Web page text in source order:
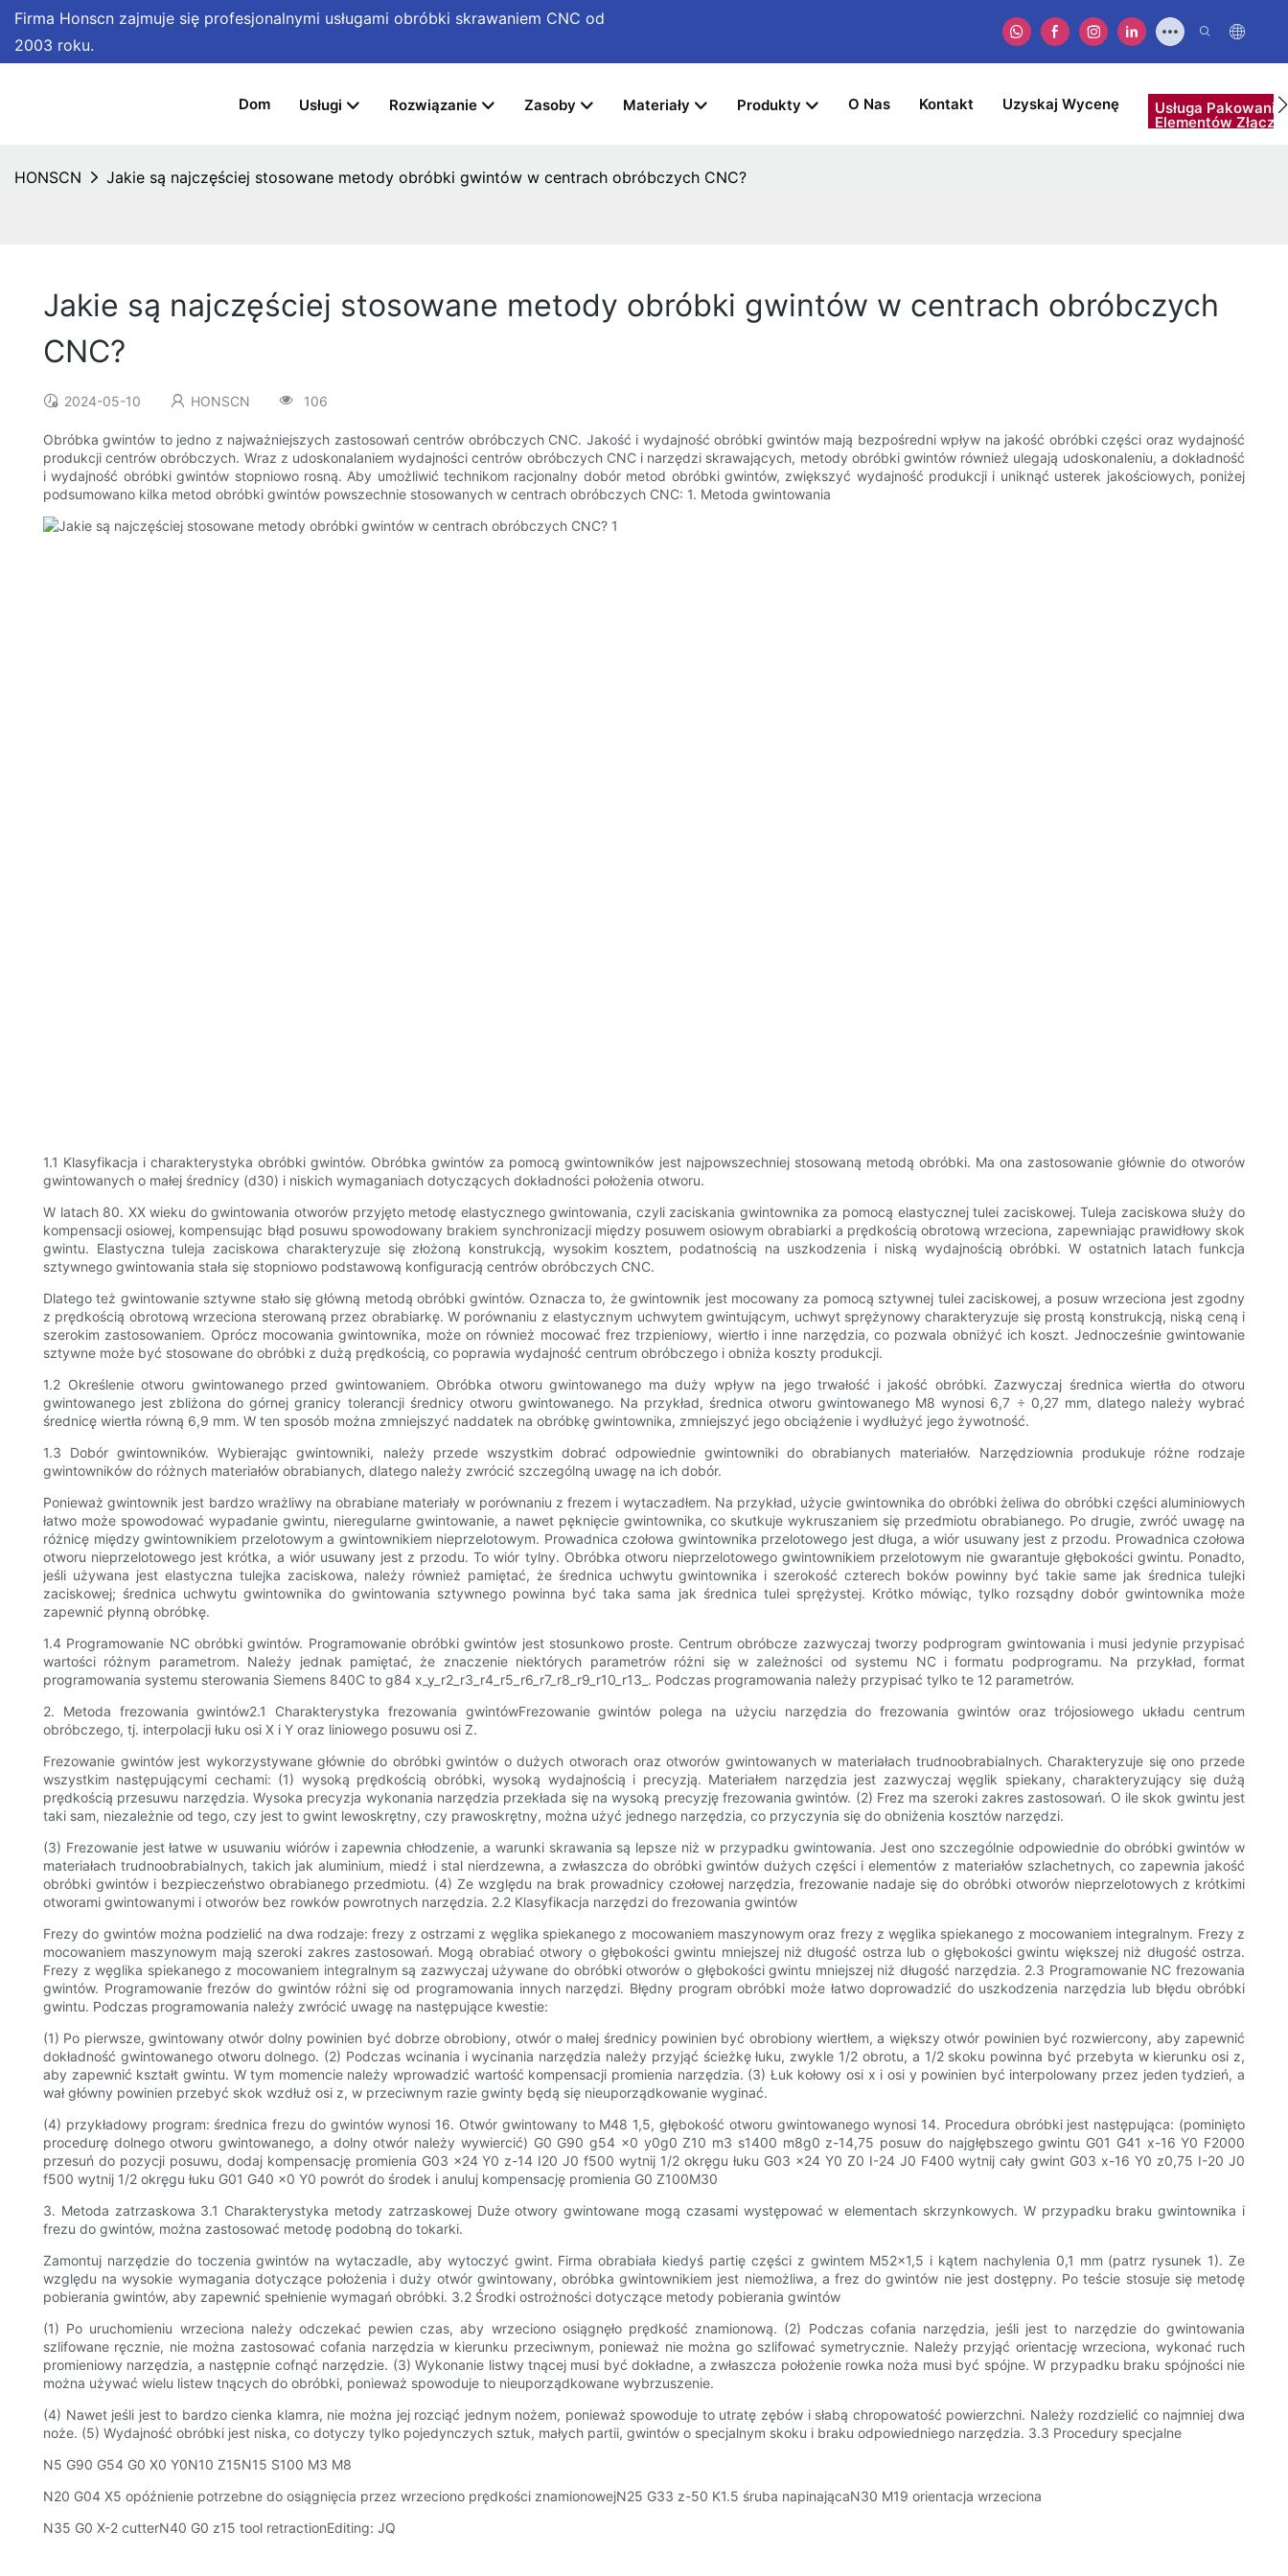
Firma Honscn zajmuje się profesjonalnymi usługami obróbki skrawaniem CNC od
2003 roku.
Dom Usługi Rozwiązanie Zasoby Materiały Produkty O Nas Kontakt Uzyskaj Wycenę Usługa
Elementów
HONSCN Jakie są najczęściej stosowane metody obróbki gwintów w centrach obróbczych CNC?
Jakie są najczęściej stosowane metody obróbki gwintów w centrach obróbczych
CNC?
2024-05-10 HONSCN 106
Obróbka gwintów to jedno z najważniejszych zastosowań centrów obróbczych CNC. Jakość i wydajność obróbki gwintów mają bezpośredni wpływ na jakość obróbki części oraz wydajność
produkcji centrów obróbczych. Wraz z udoskonalaniem wydajności centrów obróbczych CNC i narzędzi skrawających, metody obróbki gwintów również ulegają udoskonaleniu, a dokładność
i wydajność obróbki gwintów stopniowo rosną. Aby umożliwić technikom racjonalny dobór metod obróbki gwintów, zwiększyć wydajność produkcji i uniknąć usterek jakościowych, poniżej
podsumowano kilka metod obróbki gwintów powszechnie stosowanych w centrach obróbczych CNC: 1. Metoda gwintowania
1.1 Klasyfikacja i charakterystyka obróbki gwintów. Obróbka gwintów za pomocą gwintowników jest najpowszechniej stosowaną metodą obróbki. Ma ona zastosowanie głównie do otworów
gwintowanych o małej średnicy (d30) i niskich wymaganiach dotyczących dokładności położenia otworu.
W latach 80. XX wieku do gwintowania otworów przyjęto metodę elastycznego gwintowania, czyli zaciskania gwintownika za pomocą elastycznej tulei zaciskowej. Tuleja zaciskowa służy do
kompensacji osiowej, kompensując błąd posuwu spowodowany brakiem synchronizacji między posuwem osiowym obrabiarki a prędkością obrotową wrzeciona, zapewniając prawidłowy skok
gwintu. Elastyczna tuleja zaciskowa charakteryzuje się złożoną konstrukcją, wysokim kosztem, podatnością na uszkodzenia i niską wydajnością obróbki. W ostatnich latach funkcja
sztywnego gwintowania stała się stopniowo podstawową konfiguracją centrów obróbczych CNC.
Dlatego też gwintowanie sztywne stało się główną metodą obróbki gwintów. Oznacza to, że gwintownik jest mocowany za pomocą sztywnej tulei zaciskowej, a posuw wrzeciona jest zgodny
z prędkością obrotową wrzeciona sterowaną przez obrabiarkę. W porównaniu z elastycznym uchwytem gwintującym, uchwyt sprężynowy charakteryzuje się prostą konstrukcją, niską ceną i
szerokim zastosowaniem. Oprócz mocowania gwintownika, może on również mocować frez trzpieniowy, wiertło i inne narzędzia, co pozwala obniżyć ich koszt. Jednocześnie gwintowanie
sztywne może być stosowane do obróbki z dużą prędkością, co poprawia wydajność centrum obróbczego i obniża koszty produkcji.
1.2 Określenie otworu gwintowanego przed gwintowaniem. Obróbka otworu gwintowanego ma duży wpływ na jego trwałość i jakość obróbki. Zazwyczaj średnica wiertła do otworu
gwintowanego jest zbliżona do górnej granicy tolerancji średnicy otworu gwintowanego. Na przykład, średnica otworu gwintowanego M8 wynosi 6,7 ÷ 0,27 mm, dlatego należy wybrać
średnicę wiertła równą 6,9 mm. W ten sposób można zmniejszyć naddatek na obróbkę gwintownika, zmniejszyć jego obciążenie i wydłużyć jego żywotność.
1.3 Dobór gwintowników. Wybierając gwintowniki, należy przede wszystkim dobrać odpowiednie gwintowniki do obrabianych materiałów. Narzędziownia produkuje różne rodzaje
gwintowników do różnych materiałów obrabianych, dlatego należy zwrócić szczególną uwagę na ich dobór.
Ponieważ gwintownik jest bardzo wrażliwy na obrabiane materiały w porównaniu z frezem i wytaczadłem. Na przykład, użycie gwintownika do obróbki żeliwa do obróbki części aluminiowych
łatwo może spowodować wypadanie gwintu, nieregularne gwintowanie, a nawet pęknięcie gwintownika, co skutkuje wykruszaniem się przedmiotu obrabianego. Po drugie, zwróć uwagę na
różnicę między gwintownikiem przelotowym a gwintownikiem nieprzelotowym. Prowadnica czołowa gwintownika przelotowego jest długa, a wiór usuwany jest z przodu. Prowadnica czołowa
otworu nieprzelotowego jest krótka, a wiór usuwany jest z przodu. To wiór tylny. Obróbka otworu nieprzelotowego gwintownikiem przelotowym nie gwarantuje głębokości gwintu. Ponadto,
jeśli używana jest elastyczna tulejka zaciskowa, należy również pamiętać, że średnica uchwytu gwintownika i szerokość czterech boków powinny być takie same jak średnica tulejki
zaciskowej; średnica uchwytu gwintownika do gwintowania sztywnego powinna być taka sama jak średnica tulei sprężystej. Krótko mówiąc, tylko rozsądny dobór gwintownika może
zapewnić płynną obróbkę.
1.4 Programowanie NC obróbki gwintów. Programowanie obróbki gwintów jest stosunkowo proste. Centrum obróbcze zazwyczaj tworzy podprogram gwintowania i musi jedynie przypisać
wartości różnym parametrom. Należy jednak pamiętać, że znaczenie niektórych parametrów różni się w zależności od systemu NC i formatu podprogramu. Na przykład, format
programowania systemu sterowania Siemens 840C to g84 x_y_r2_r3_r4_r5_r6_r7_r8_r9_r10_r13_. Podczas programowania należy przypisać tylko te 12 parametrów.
2. Metoda frezowania gwintów2.1 Charakterystyka frezowania gwintówFrezowanie gwintów polega na użyciu narzędzia do frezowania gwintów oraz trójosiowego układu centrum
obróbczego, tj. interpolacji łuku osi X i Y oraz liniowego posuwu osi Z.
Frezowanie gwintów jest wykorzystywane głównie do obróbki gwintów o dużych otworach oraz otworów gwintowanych w materiałach trudnoobrabialnych. Charakteryzuje się ono przede
wszystkim następującymi cechami: (1) wysoką prędkością obróbki, wysoką wydajnością i precyzją. Materiałem narzędzia jest zazwyczaj węglik spiekany, charakteryzujący się dużą
prędkością przesuwu narzędzia. Wysoka precyzja wykonania narzędzia przekłada się na wysoką precyzję frezowania gwintów. (2) Frez ma szeroki zakres zastosowań. O ile skok gwintu jest
taki sam, niezależnie od tego, czy jest to gwint lewoskrętny, czy prawoskrętny, można użyć jednego narzędzia, co przyczynia się do obniżenia kosztów narzędzi.
(3) Frezowanie jest łatwe w usuwaniu wiórów i zapewnia chłodzenie, a warunki skrawania są lepsze niż w przypadku gwintowania. Jest ono szczególnie odpowiednie do obróbki gwintów w
materiałach trudnoobrabialnych, takich jak aluminium, miedź i stal nierdzewna, a zwłaszcza do obróbki gwintów dużych części i elementów z materiałów szlachetnych, co zapewnia jakość
obróbki gwintów i bezpieczeństwo obrabianego przedmiotu. (4) Ze względu na brak prowadnicy czołowej narzędzia, frezowanie nadaje się do obróbki otworów nieprzelotowych z krótkimi
otworami gwintowanymi i otworów bez rowków powrotnych narzędzia. 2.2 Klasyfikacja narzędzi do frezowania gwintów
Frezy do gwintów można podzielić na dwa rodzaje: frezy z ostrzami z węglika spiekanego z mocowaniem maszynowym oraz frezy z węglika spiekanego z mocowaniem integralnym. Frezy z
mocowaniem maszynowym mają szeroki zakres zastosowań. Mogą obrabiać otwory o głębokości gwintu mniejszej niż długość ostrza lub o głębokości gwintu większej niż długość ostrza.
Frezy z węglika spiekanego z mocowaniem integralnym są zazwyczaj używane do obróbki otworów o głębokości gwintu mniejszej niż długość narzędzia. 2.3 Programowanie NC frezowania
gwintów. Programowanie frezów do gwintów różni się od programowania innych narzędzi. Błędny program obróbki może łatwo doprowadzić do uszkodzenia narzędzia lub błędu obróbki
gwintu. Podczas programowania należy zwrócić uwagę na następujące kwestie:
(1) Po pierwsze, gwintowany otwór dolny powinien być dobrze obrobiony, otwór o małej średnicy powinien być obrobiony wiertłem, a większy otwór powinien być rozwiercony, aby zapewnić
dokładność gwintowanego otworu dolnego. (2) Podczas wcinania i wycinania narzędzia należy przyjąć ścieżkę łuku, zwykle 1/2 obrotu, a 1/2 skoku powinna być przebyta w kierunku osi z,
aby zapewnić kształt gwintu. W tym momencie należy wprowadzić wartość kompensacji promienia narzędzia. (3) Łuk kołowy osi x i osi y powinien być interpolowany przez jeden tydzień, a
wał główny powinien przebyć skok wzdłuż osi z, w przeciwnym razie gwinty będą się nieuporządkowanie wyginać.
(4) przykładowy program: średnica frezu do gwintów wynosi 16. Otwór gwintowany to M48 1,5, głębokość otworu gwintowanego wynosi 14. Procedura obróbki jest następująca: (pominięto
procedurę dolnego otworu gwintowanego, a dolny otwór należy wywiercić) G0 G90 g54 x0 y0g0 Z10 m3 s1400 m8g0 z-14,75 posuw do najgłębszego gwintu G01 G41 x-16 Y0 F2000
przesuń do pozycji posuwu, dodaj kompensację promienia G03 x24 Y0 z-14 I20 J0 f500 wytnij 1/2 okręgu łuku G03 x24 Y0 Z0 I-24 J0 F400 wytnij cały gwint G03 x-16 Y0 z0,75 I-20 J0
f500 wytnij 1/2 okręgu łuku G01 G40 x0 Y0 powrót do środek i anuluj kompensację promienia G0 Z100M30
3. Metoda zatrzaskowa 3.1 Charakterystyka metody zatrzaskowej Duże otwory gwintowane mogą czasami występować w elementach skrzynkowych. W przypadku braku gwintownika i
frezu do gwintów, można zastosować metodę podobną do tokarki.
Zamontuj narzędzie do toczenia gwintów na wytaczadle, aby wytoczyć gwint. Firma obrabiała kiedyś partię części z gwintem M52x1,5 i kątem nachylenia 0,1 mm (patrz rysunek 1). Ze
względu na wysokie wymagania dotyczące położenia i duży otwór gwintowany, obróbka gwintownikiem jest niemożliwa, a frez do gwintów nie jest dostępny. Po teście stosuje się metodę
pobierania gwintów, aby zapewnić spełnienie wymagań obróbki. 3.2 Środki ostrożności dotyczące metody pobierania gwintów
(1) Po uruchomieniu wrzeciona należy odczekać pewien czas, aby wrzeciono osiągnęło prędkość znamionową. (2) Podczas cofania narzędzia, jeśli jest to narzędzie do gwintowania
szlifowane ręcznie, nie można zastosować cofania narzędzia w kierunku przeciwnym, ponieważ nie można go szlifować symetrycznie. Należy przyjąć orientację wrzeciona, wykonać ruch
promieniowy narzędzia, a następnie cofnąć narzędzie. (3) Wykonanie listwy tnącej musi być dokładne, a zwłaszcza położenie rowka noża musi być spójne. W przypadku braku spójności nie
można używać wielu listew tnących do obróbki, ponieważ spowoduje to nieuporządkowane wybrzuszenie.
(4) Nawet jeśli jest to bardzo cienka klamra, nie można jej rozciąć jednym nożem, ponieważ spowoduje to utratę zębów i słabą chropowatość powierzchni. Należy rozdzielić co najmniej dwa
noże. (5) Wydajność obróbki jest niska, co dotyczy tylko pojedynczych sztuk, małych partii, gwintów o specjalnym skoku i braku odpowiedniego narzędzia. 3.3 Procedury specjalne
N5 G90 G54 G0 X0 Y0N10 Z15N15 S100 M3 M8
N20 G04 X5 opóźnienie potrzebne do osiągnięcia przez wrzeciono prędkości znamionowejN25 G33 z-50 K1.5 śruba napinającaN30 M19 orientacja wrzeciona
N35 G0 X-2 cutterN40 G0 z15 tool retractionEditing: JQ